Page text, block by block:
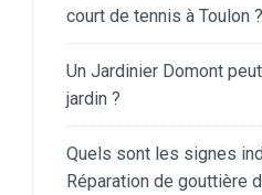
court de tennis à Toulon ?
Un Jardinier Domont
jardin ?
Quels sont les signes
Réparation de gouttière